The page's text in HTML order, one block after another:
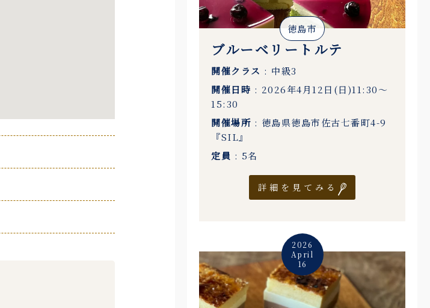
徳島市
ブルーベリートルテ
開催クラス : 中級3
開催日時 : 2026年4月12日(日)11:30〜
15:30
開催場所 : 徳島県徳島市佐古七番町4-9
『SIL』
定員 : 5名
詳細を見てみる
2026
April
16